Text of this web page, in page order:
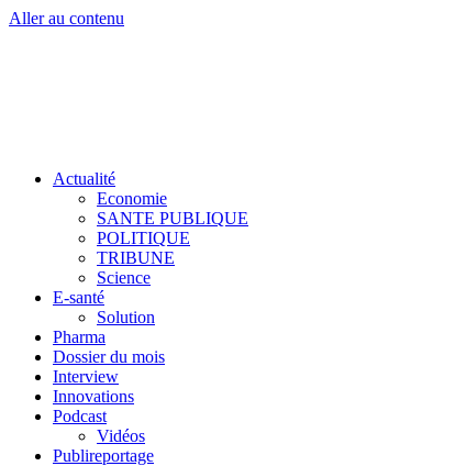
Aller au contenu
Actualité
Economie
SANTE PUBLIQUE
POLITIQUE
TRIBUNE
Science
E-santé
Solution
Pharma
Dossier du mois
Interview
Innovations
Podcast
Vidéos
Publireportage